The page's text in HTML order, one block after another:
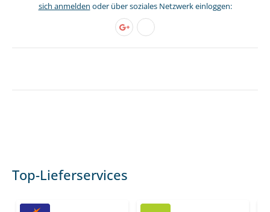
sich anmelden oder über soziales Netzwerk einloggen:
Top-Lieferservices